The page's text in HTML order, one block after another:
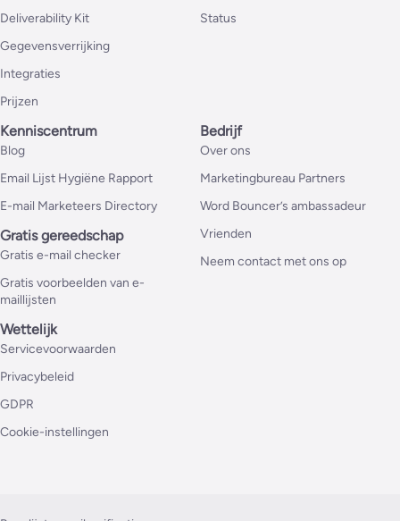
Deliverability Kit
Gegevensverrijking
Integraties
Prijzen
Status
Kenniscentrum
Blog
Email Lijst Hygiëne Rapport
E-mail Marketeers Directory
Gratis gereedschap
Gratis e-mail checker
Gratis voorbeelden van e-
maillijsten
Bedrijf
Over ons
Marketingbureau Partners
Word Bouncer’s ambassadeur
Vrienden
Neem contact met ons op
Wettelijk
Servicevoorwaarden
Privacybeleid
GDPR
Cookie-instellingen